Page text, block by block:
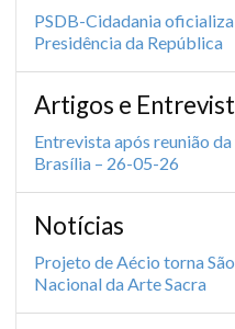
PSDB-Cidadania
Presidência da República
Artigos e
Entrevista após reunião
Brasília – 26-05-26
Notícias
Projeto de Aécio torna
Nacional da Arte Sacra